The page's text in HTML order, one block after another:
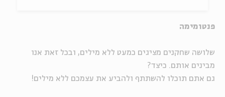
פנטומימה
שלושה שחקנים מציגים כמעט ללא מילים, ובכל זאת אנו
מבינים אותם. כיצד?
גם אתם תוכלו להשתתף ולהביע את עצמכם ללא מילים!